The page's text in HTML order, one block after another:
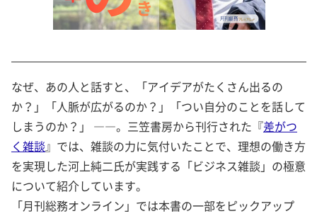
なぜ、あの人と話すと、「アイデアがたくさん出るの
か？」「人脈が広がるのか？」「つい自分のことを話して
しまうのか？」 ――。三笠書房から刊行された『差がつ
く雑談』では、雑談の力に気付いたことで、理想の働き方
を実現した河上純二氏が実践する「ビジネス雑談」の極意
について紹介しています。
「月刊総務オンライン」では本書の一部をピックアップ